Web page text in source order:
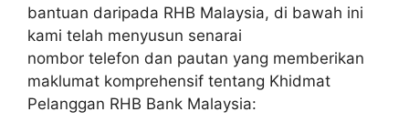
bantuan daripada RHB Malaysia, di bawah ini
kami telah menyusun senarai
nombor telefon dan pautan yang memberikan
maklumat komprehensif tentang Khidmat
Pelanggan RHB Bank Malaysia: